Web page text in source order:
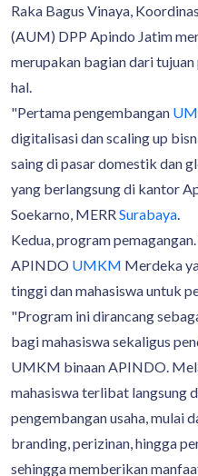
Raka Bagus Vinaya,
(AUM) DPP Apindo Jatim
merupakan bagian dari
hal.
"Pertama pengembangan
digitalisasi dan scaling up
saing di pasar domestik dan
yang berlangsung di kantor
Soekarno, MERRSurabaya.
Kedua, program
APINDO UMKM Merdeka
tinggi dan mahasiswa untuk
"Program ini dirancang
bagi mahasiswa sekaligus
UMKM binaan APINDO.
mahasiswa terlibat langsung
pengembangan usaha, mulai
branding, perizinan, hingga
sehingga memberikan